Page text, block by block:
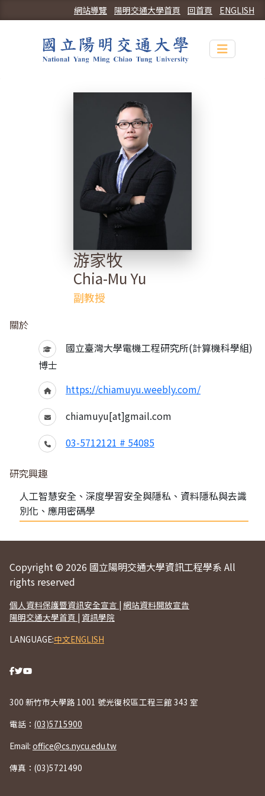
ENGLISH
回首頁
陽明交通大學首頁
網站導覽
Toggle
游家牧
Chia-Mu Yu
副教授
關於
國立臺灣大學電機工程研究所(計算機科學組)
博士
https://chiamuyu.weebly.com/
chiamuyu[at]gmail.com
03-5712121 # 54085
研究興趣
人工智慧安全、深度學習安全與隱私、資料隱私與去識
別化、應用密碼學
Copyright © 2026 國立陽明交通大學資訊工程學系 All
rights reserved
個人資料保護暨資訊安全宣言 | 網站資料開放宣告
陽明交通大學首頁 | 資訊學院
LANGUAGE:中文ENGLISH
300 新竹市大學路 1001 號光復校區工程三館 343 室
電話： (03)5715900
Email: office@cs.nycu.edu.tw
傳真：(03)5721490